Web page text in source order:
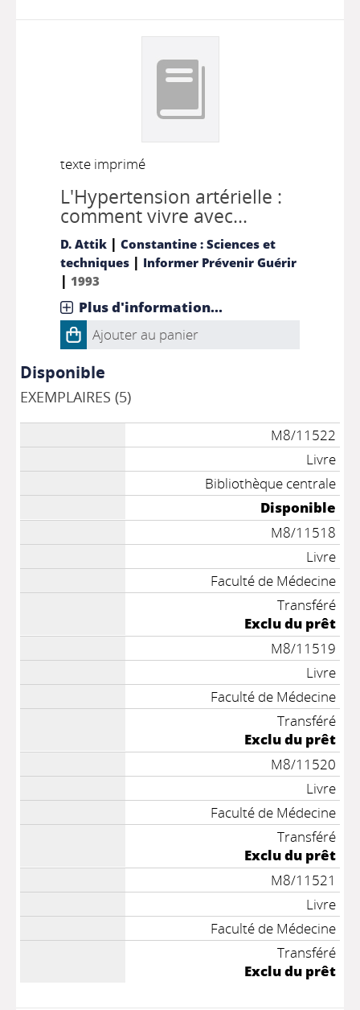
texte imprimé
L'Hypertension artérielle :
comment vivre avec...
D. Attik | Constantine : Sciences et
techniques| Informer Prévenir Guérir
| 1993
Plus d'information...
Ajouter au panier
Disponible
EXEMPLAIRES (5)
M8/11522
Livre
Bibliothèque centrale
Disponible
M8/11518
Livre
Faculté de Médecine
Transféré
Exclu du prêt
M8/11519
Livre
Faculté de Médecine
Transféré
Exclu du prêt
M8/11520
Livre
Faculté de Médecine
Transféré
Exclu du prêt
M8/11521
Livre
Faculté de Médecine
Transféré
Exclu du prêt